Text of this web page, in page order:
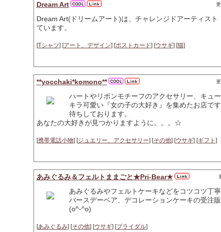
Dream Art
Dream Art(ドリームアート)は、チャレンジドアーティス
ています。
[Tシャツ] [アート、デザイン] [ポストカード] [ウサギ] [猫]
**yocchaki*komono**
ハートやリボンモチーフのアクセサリー、キュ
キラ可愛い『女の子の大好き』を集めたお店で
待ちしております。
あなたの大好きが見つかりますように。。。☆
[携帯電話小物] [ジュエリー、アクセサリー] [その他] [ウサギ] [ギフト ]
あみぐるみ＆フェルトままごと★Pri-Bear★
あみぐるみやフェルトケーキなどをコツコツ丁
バースデーベア、デコレーションケーキの受注
(o^-^o)
[あみぐるみ] [その他] [ウサギ] [ブライダル]